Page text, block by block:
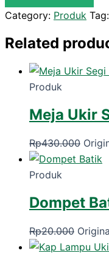
Category: Produk Tag:
Related
Produk
Meja Ukir
Rp430.000
Produk
Dompet
Rp20.000